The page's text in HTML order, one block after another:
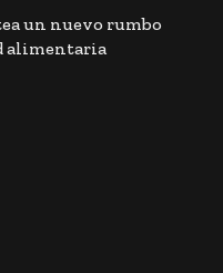
un nuevo rumbo
alimentaria